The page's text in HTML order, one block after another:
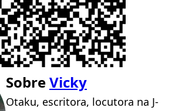
SobreVicky
Otaku, escritora, locutora na J-